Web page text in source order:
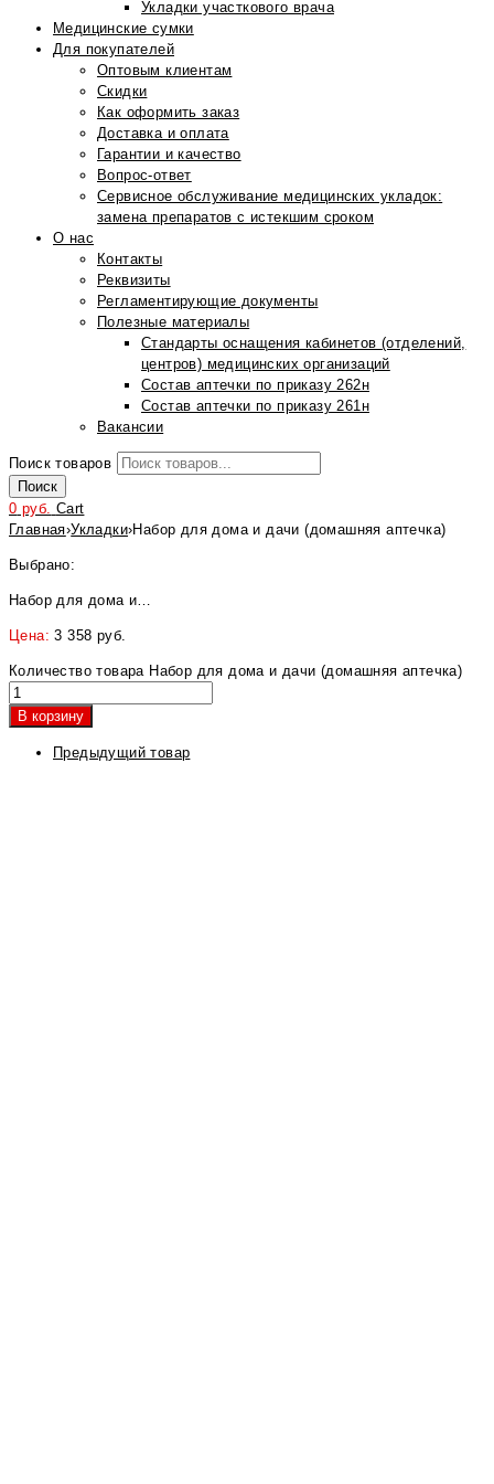
Укладки участкового врача
Медицинские сумки
Для покупателей
Оптовым клиентам
Скидки
Как оформить заказ
Доставка и оплата
Гарантии и качество
Вопрос-ответ
Сервисное обслуживание медицинских укладок:
замена препаратов с истекшим сроком
О нас
Контакты
Реквизиты
Регламентирующие документы
Полезные материалы
Стандарты оснащения кабинетов (отделений,
центров) медицинских организаций
Состав аптечки по приказу 262н
Состав аптечки по приказу 261н
Вакансии
Поиск товаров
Поиск
0 руб. Cart
Главная›Укладки›Набор для дома и дачи (домашняя аптечка)
Выбрано:
Набор для дома и…
Цена:3 358 руб.
Количество товара Набор для дома и дачи (домашняя аптечка)
В корзину
Предыдущий товар